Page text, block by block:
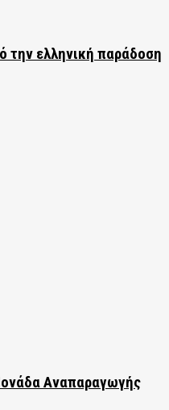
την ελληνική παράδοση
Αναπαραγωγής